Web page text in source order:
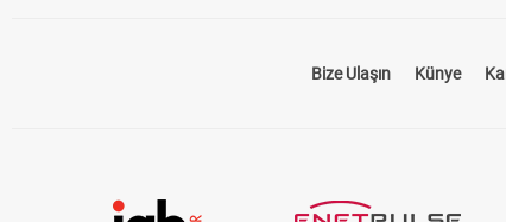
Bize Ulaşın Künye